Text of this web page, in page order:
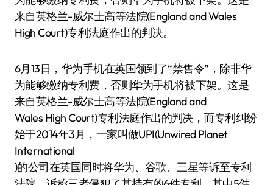
来自英格兰-威尔士高等法院(England and Wales
High Court)专利法庭作出的判决。
6月13日，华为手机在英国领到了“禁售令”，除非华
为能够缴纳专利费，否则华为手机将被下架。这是
来自英格兰-威尔士高等法院(England and
Wales High Court)专利法庭作出的判决，而专利纠纷
始于2014年3月，一家叫做UPI(Unwired Planet
International
)的公司在英国同时将华为、谷歌、三星等诉至专利